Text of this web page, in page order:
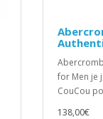
for Men je
CouCou
138,00€